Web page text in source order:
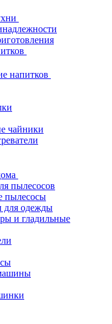
напитков
чайники
пылесосов
пылесосы
для одежды
и гладильные